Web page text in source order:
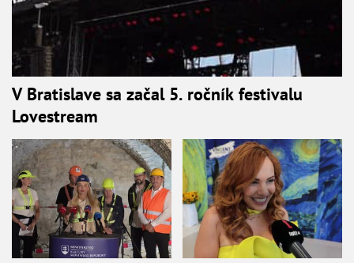
V Bratislave sa začal 5. ročník festivalu
Lovestream